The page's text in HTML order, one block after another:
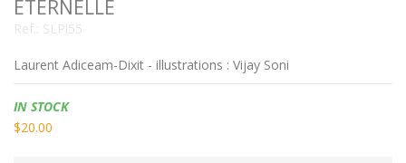
ÉTERNELLE
Ref.: SLPl55
Laurent Adiceam-Dixit - illustrations : Vijay Soni
Availability:
IN STOCK
$20.00